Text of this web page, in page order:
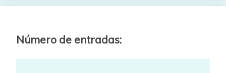
Número de entradas: